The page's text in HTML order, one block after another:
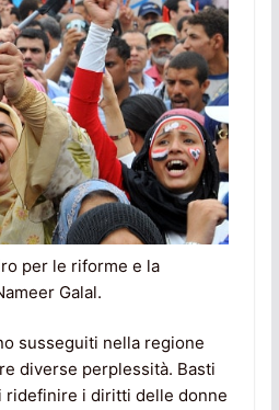
per le riforme e la
Galal.
susseguiti nella regione
diverse perplessità. Basti
ridefinire i diritti delle donne